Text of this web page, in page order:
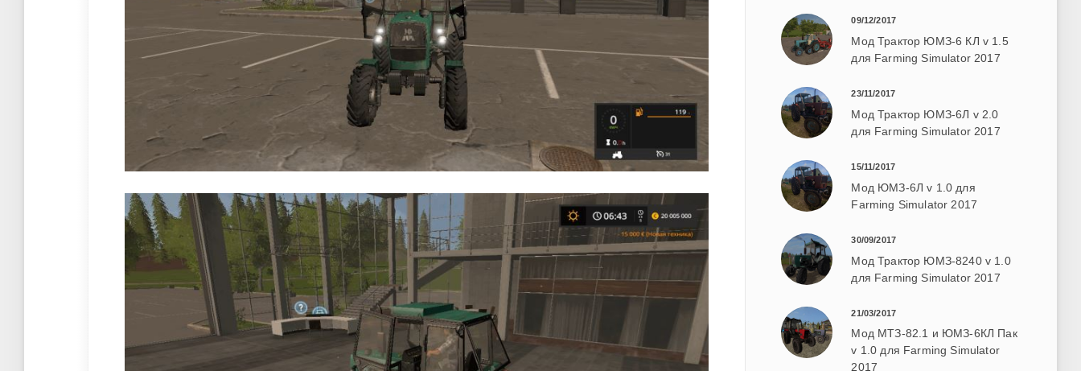
09/12/2017
Мод Трактор ЮМЗ-6 КЛ v 1.5
для Farming Simulator 2017
23/11/2017
Мод Трактор ЮМЗ-6Л v 2.0
для Farming Simulator 2017
15/11/2017
Мод ЮМЗ-6Л v 1.0 для
Farming Simulator 2017
30/09/2017
Мод Трактор ЮМЗ-8240 v 1.0
для Farming Simulator 2017
21/03/2017
Мод МТЗ-82.1 и ЮМЗ-6КЛ Пак
v 1.0 для Farming Simulator
2017